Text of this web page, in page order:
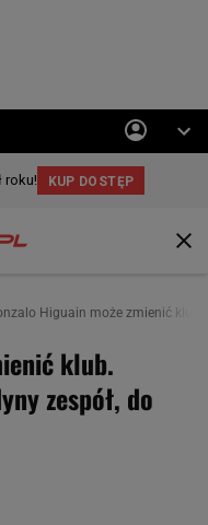
Higuain może zmienić klub.
klub.
zespół, do